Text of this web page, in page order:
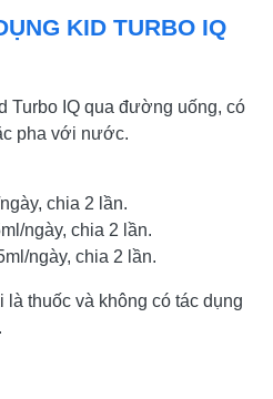
KID TURBO IQ
Turbo IQ qua đường uống, có
pha với nước.
chia 2 lần.
ngày, chia 2 lần.
ngày, chia 2 lần.
là thuốc và không có tác dụng